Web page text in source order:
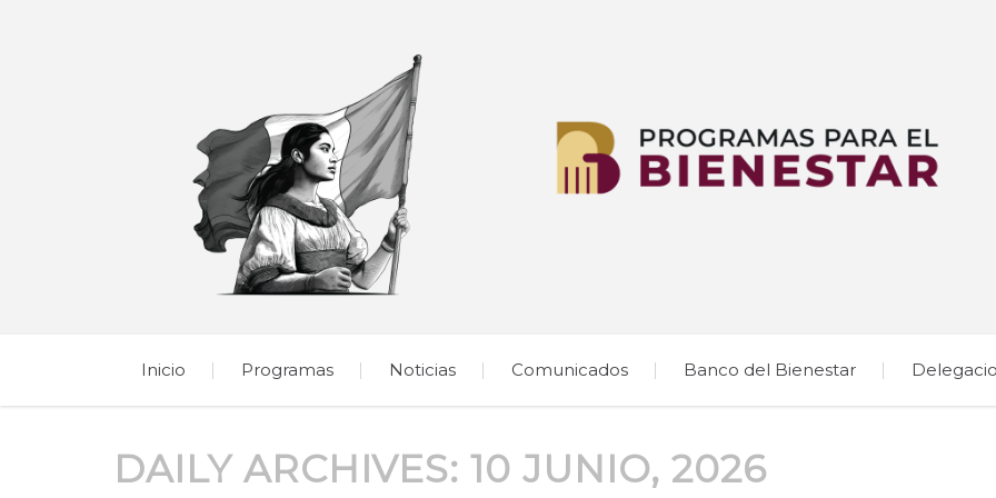
Inicio Programas Noticias Comunicados Banco del Bienestar
DAILY ARCHIVES: 10 JUNIO, 2026